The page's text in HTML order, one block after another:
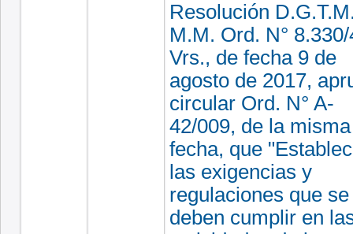
Resolución
M.M. Ord. N°
Vrs., de fecha 9 de
agosto de 2017,
circular Ord. N° A-
42/009, de la misma
fecha, que
las exigencias y
regulaciones que se
deben cumplir en